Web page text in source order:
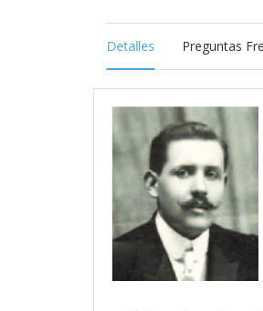
Detalles Preguntas